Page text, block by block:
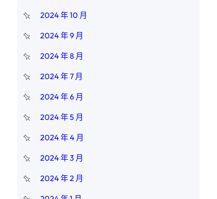
2024 年 10 月
2024 年 9 月
2024 年 8 月
2024 年 7 月
2024 年 6 月
2024 年 5 月
2024 年 4 月
2024 年 3 月
2024 年 2 月